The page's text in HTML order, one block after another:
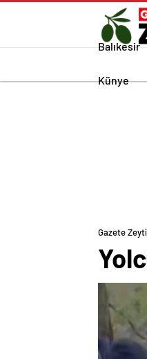
Balıkesir
Künye
Gazete